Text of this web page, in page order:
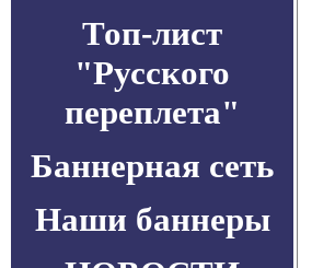
Топ-лист
"Русского
переплета"
Баннерная сеть
Наши баннеры